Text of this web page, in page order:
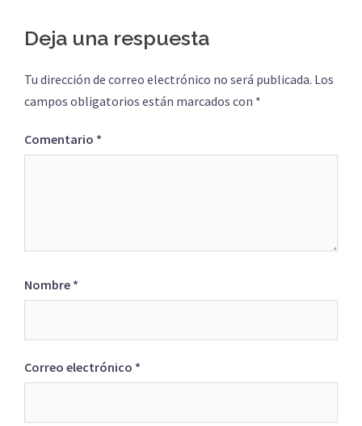
Deja una respuesta
Tu dirección de correo electrónico no será publicada. Los
campos obligatorios están marcados con *
Comentario *
Nombre *
Correo electrónico *